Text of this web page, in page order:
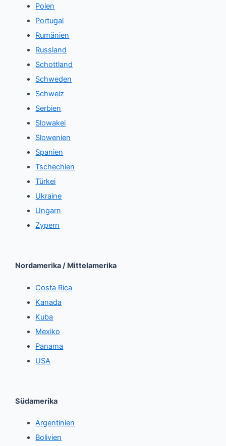
Polen
Portugal
Rumänien
Russland
Schottland
Schweden
Schweiz
Serbien
Slowakei
Slowenien
Spanien
Tschechien
Türkei
Ukraine
Ungarn
Zypern
Nordamerika / Mittelamerika
Costa Rica
Kanada
Kuba
Mexiko
Panama
USA
Südamerika
Argentinien
Bolivien